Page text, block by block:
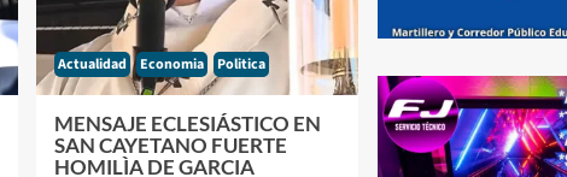
Actualidad Economia Politica
MENSAJE ECLESIÁSTICO EN
SAN CAYETANO FUERTE
HOMILÌA DE GARCIA